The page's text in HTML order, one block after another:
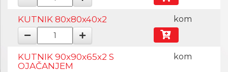
KUTNIK 80x80x40x2 kom
KUTNIK 90x90x65x2 S
OJAČANJEM
kom